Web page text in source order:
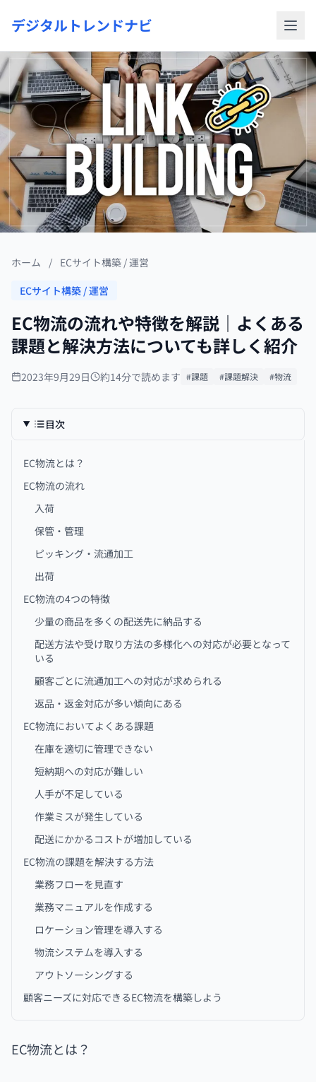
デジタルトレンドナビ
ホーム / ECサイト構築 / 運営
ECサイト構築 / 運営
EC物流の流れや特徴を解説｜よくある
課題と解決方法についても詳しく紹介
2023年9月29日 約14分で読めます #課題 #課題解決 #物流
目次
EC物流とは？
EC物流の流れ
入荷
保管・管理
ピッキング・流通加工
出荷
EC物流の4つの特徴
少量の商品を多くの配送先に納品する
配送方法や受け取り方法の多様化への対応が必要となって
いる
顧客ごとに流通加工への対応が求められる
返品・返金対応が多い傾向にある
EC物流においてよくある課題
在庫を適切に管理できない
短納期への対応が難しい
人手が不足している
作業ミスが発生している
配送にかかるコストが増加している
EC物流の課題を解決する方法
業務フローを見直す
業務マニュアルを作成する
ロケーション管理を導入する
物流システムを導入する
アウトソーシングする
顧客ニーズに対応できるEC物流を構築しよう
EC物流とは？